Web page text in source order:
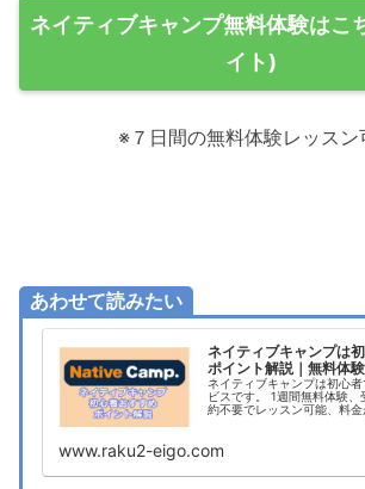
ネイティブキャンプ無料体験はこ
イト)
※７日間の無料体験レッスン
あわせて読みたい
ネイティブキャンプは
ポイント解説｜無料体
ネイティブキャンプは初心
ビスです。 1週間無料体験
約不要でレッスン可能、料金
底解説！
www.raku2-eigo.com